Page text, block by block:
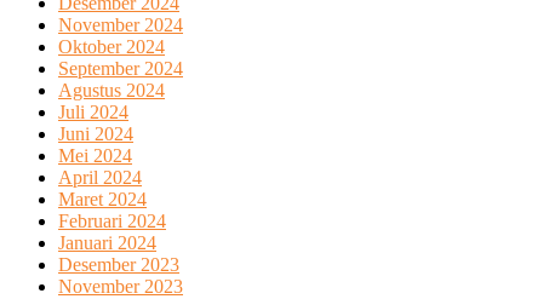
November 2024
Oktober 2024
September 2024
Agustus 2024
Juli 2024
Juni 2024
Mei 2024
April 2024
Maret 2024
Februari 2024
Januari 2024
Desember 2023
November 2023